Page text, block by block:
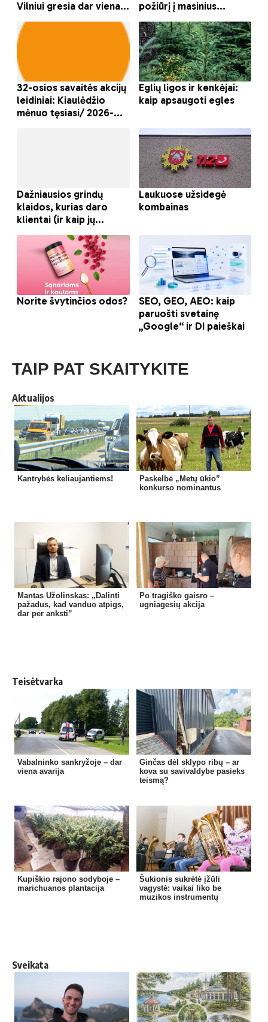
TAIP PAT SKAITYKITE
Aktualijos
Kantrybės keliaujantiems!
Paskelbė „Metų ūkio”
konkurso nominantus
Mantas Užolinskas: „Dalinti
pažadus, kad vanduo atpigs,
dar per anksti”
Po tragiško gaisro –
ugniagesių akcija
Teisėtvarka
Vabalninko sankryžoje – dar
viena avarija
Ginčas dėl sklypo ribų – ar
kova su savivaldybe pasieks
teismą?
Kupiškio rajono sodyboje –
marichuanos plantacija
Šukionis sukrėtė įžūli
vagystė: vaikai liko be
muzikos instrumentų
Sveikata